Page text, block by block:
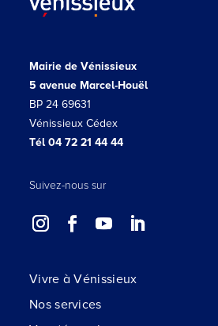
Mairie de Vénissieux
5 avenue Marcel-Houël
BP 24 69631
Vénissieux Cédex
Tél 04 72 21 44 44
Suivez-nous sur
Vivre à Vénissieux
Nos services